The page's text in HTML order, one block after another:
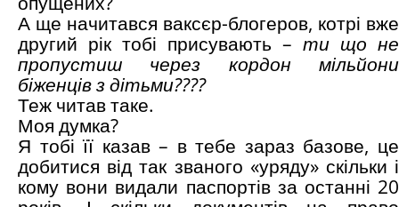
А ще начитався ваксєр-блогеров, котрі вже
другий рік тобі присувають – ти що не
пропустиш через кордон мільйони
біженців з дітьми????
Теж читав таке.
Моя думка?
Я тобі її казав – в тебе зараз базове, це
добитися від так званого «уряду» скільки і
кому вони видали паспортів за останні 20